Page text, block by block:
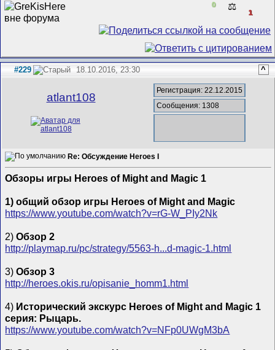
0 ⚖️
1
#229 18.10.2016, 23:30 ^
atlant108
Регистрация: 22.12.2015
Сообщения: 1308
Re: Обсуждение Heroes I
Обзоры игры Heroes of Might and Magic 1
1) общий обзор игры Heroes of Might and Magic
https://www.youtube.com/watch?v=rG-W_PIy2Nk
2)Обзор 2
http://playmap.ru/pc/strategy/5563-h...d-magic-1.html
3)Обзор 3
http://heroes.okis.ru/opisanie_homm1.html
4) Исторический экскурс Heroes of Might and Magic 1
серия: Рыцарь.
https://www.youtube.com/watch?v=NFp0UWgM3bA